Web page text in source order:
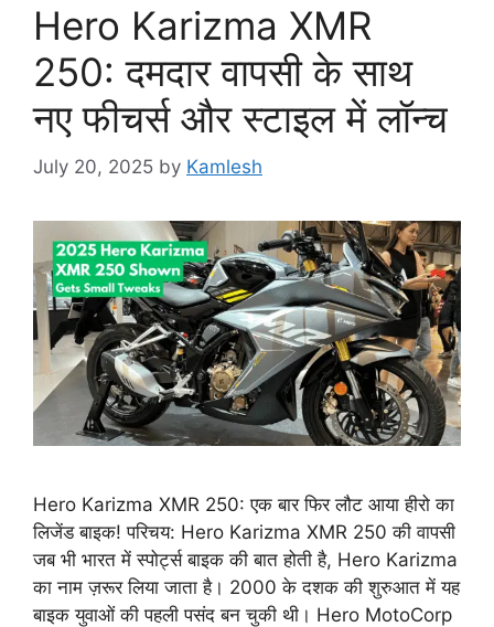
Hero Karizma XMR
250: दमदार वापसी के साथ
नए फीचर्स और स्टाइल में लॉन्च
July 20, 2025 by Kamlesh
Hero Karizma XMR 250: एक बार फिर लौट आया हीरो का
लिजेंड बाइक! परिचय: Hero Karizma XMR 250 की वापसी
जब भी भारत में स्पोर्ट्स बाइक की बात होती है, Hero Karizma
का नाम ज़रूर लिया जाता है। 2000 के दशक की शुरुआत में यह
बाइक युवाओं की पहली पसंद बन चुकी थी। Hero MotoCorp